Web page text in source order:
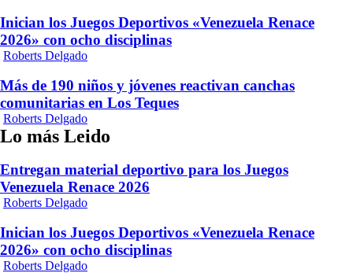
Inician los Juegos Deportivos «Venezuela Renace
2026» con ocho disciplinas
Roberts Delgado
Más de 190 niños y jóvenes reactivan canchas
comunitarias en Los Teques
Roberts Delgado
Lo más Leido
Entregan material deportivo para los Juegos
Venezuela Renace 2026
Roberts Delgado
Inician los Juegos Deportivos «Venezuela Renace
2026» con ocho disciplinas
Roberts Delgado